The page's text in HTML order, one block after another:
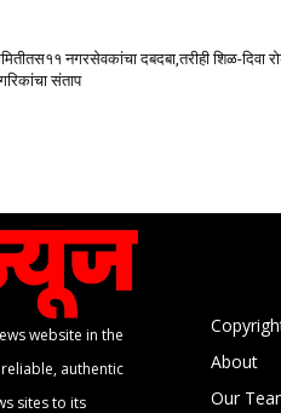
नगरसेवकांचा दबदबा,तरीही शिळ-दिवा
संताप
website in the
authentic
sites to its
About
Our